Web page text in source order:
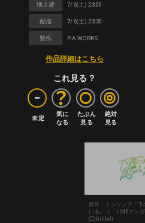
地上波 7/6(土) 23:00 -
配信 7/6(土) 23:30 -
製作 P.A.WORKS
作品詳細はこちら
これ見る？
-
未定
気に
なる
たぶん
見る
絶対
見る
原作：ミンソンア『
いる』（「LINEマンガ
(C)bilibili